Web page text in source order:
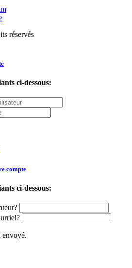
réservés
ci-dessous:
compte
ci-dessous:
envoyé.